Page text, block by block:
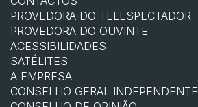
PROVEDORA DO TELESPECTADOR
PROVEDORA DO OUVINTE
ACESSIBILIDADES
SATÉLITES
A EMPRESA
CONSELHO GERAL INDEPENDENTE